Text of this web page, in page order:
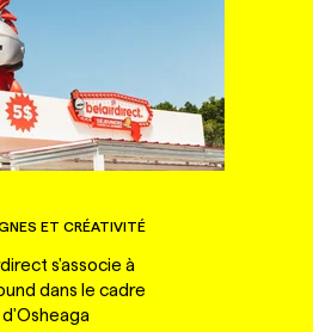
ET CRÉATIVITÉ
s'associe à
dans le cadre
d'Osheaga